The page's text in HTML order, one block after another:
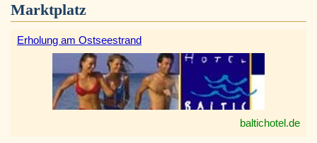
Marktplatz
Erholung am Ostseestrand
baltichotel.de